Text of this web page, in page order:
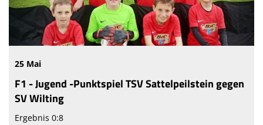
25 Mai
F1 - Jugend -Punktspiel TSV Sattelpeilstein gegen
SV Wilting
Ergebnis 0:8